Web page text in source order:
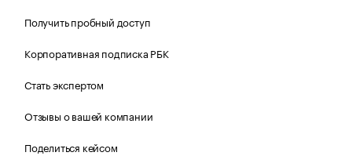
Получить пробный доступ
Корпоративная подписка РБК
Стать экспертом
Отзывы о вашей компании
Поделиться кейсом